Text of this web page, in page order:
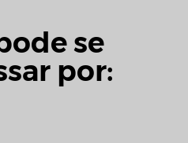
se
por: